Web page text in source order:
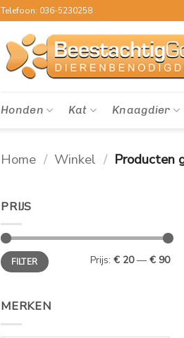
Telefoon: 036-5230258
Honden Kat Knaagdier
Home / Winkel / Producten
PRIJS
Min.
prijs
Max.
prijsFILTER Prijs: € 20— € 90
MERKEN